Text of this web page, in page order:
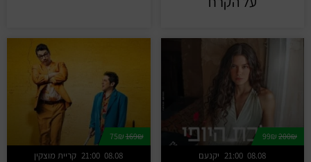
200₪
יקנעם 21:00 08.08
169₪
75₪
קריית מוצקין 21:00 08.08